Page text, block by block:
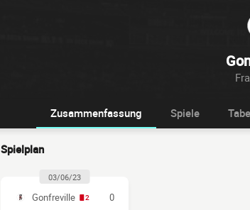
Zusammenfassung Spiele
Spielplan
03/06/23
Gonfreville 2
0